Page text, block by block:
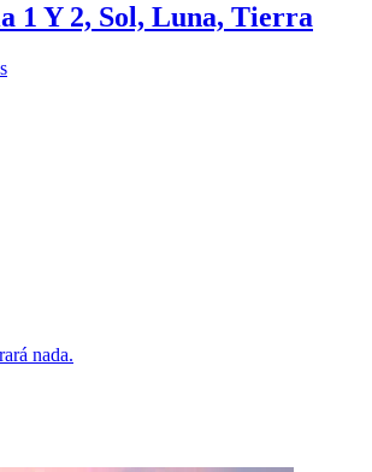
1 Y 2, Sol, Luna, Tierra
nada.